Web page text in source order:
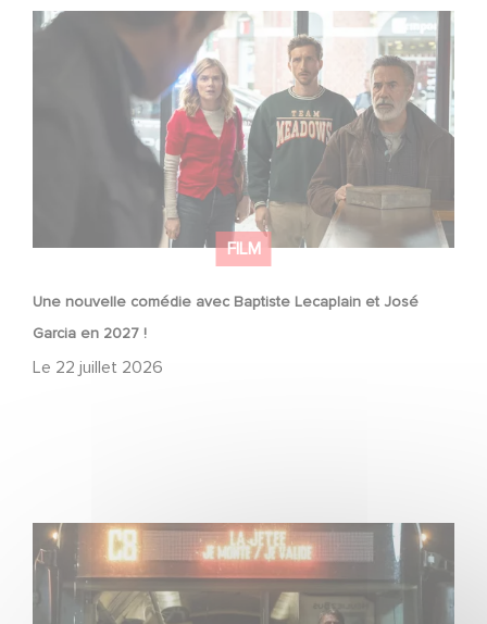
FILM
Une nouvelle comédie avec Baptiste Lecaplain et José
Garcia en 2027 !
Le 22 juillet 2026
Une nouvelle comédie avec Baptiste Lecaplain et José
Garcia en 2027 !
Une date de sortie pour le nouveau film de Franck
Dubosc